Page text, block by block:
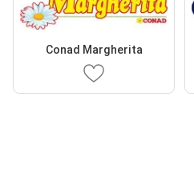
Conad Margherita